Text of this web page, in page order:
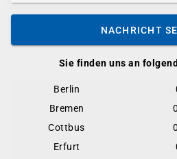
Sie finden uns an
Berlin
Bremen
Cottbus
Erfurt
NACHRICHT